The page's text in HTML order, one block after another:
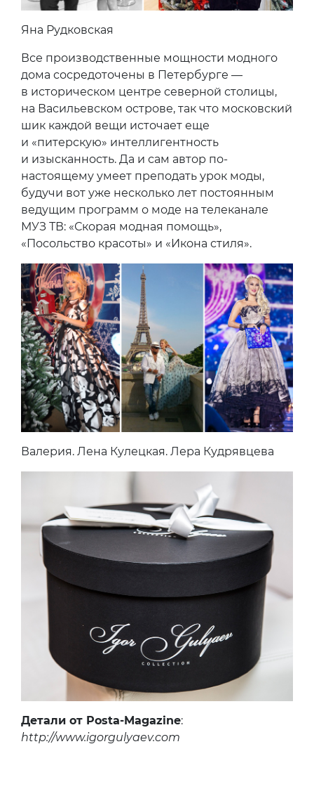
Яна Рудковская
Все производственные мощности модного
дома сосредоточены в Петербурге —
в историческом центре северной столицы,
на Васильевском острове, так что московский
шик каждой вещи источает еще
и «питерскую» интеллигентность
и изысканность. Да и сам автор по-
настоящему умеет преподать урок моды,
будучи вот уже несколько лет постоянным
ведущим программ о моде на телеканале
МУЗ ТВ: «Скорая модная помощь»,
«Посольство красоты» и «Икона стиля».
Валерия. Лена Кулецкая. Лера Кудрявцева
Детали от Posta-Magazine:
http://www.igorgulyaev.com